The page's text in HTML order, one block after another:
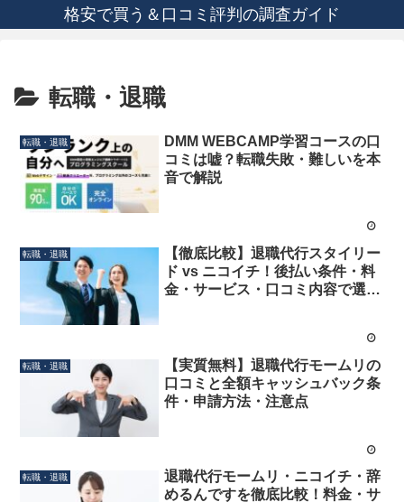
格安で買う＆口コミ評判の調査ガイド
転職・退職
転職・退職
DMM WEBCAMP学習コースの口
コミは嘘？転職失敗・難しいを本
音で解説
転職・退職
【徹底比較】退職代行スタイリー
ド vs ニコイチ！後払い条件・料
金・サービス・口コミ内容で選ぶ
転職・退職
【実質無料】退職代行モームリの
口コミと全額キャッシュバック条
件・申請方法・注意点
転職・退職
退職代行モームリ・ニコイチ・辞
めるんですを徹底比較！料金・サ